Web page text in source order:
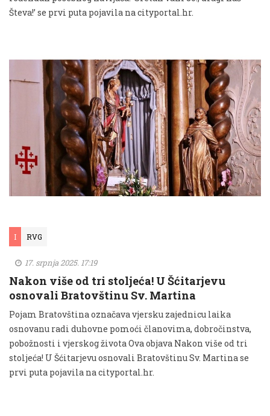
Števa!’ se prvi puta pojavila na cityportal.hr.
I RVG
17. srpnja 2025. 17:19
Nakon više od tri stoljeća! U Šćitarjevu
osnovali Bratovštinu Sv. Martina
Pojam Bratovština označava vjersku zajednicu laika
osnovanu radi duhovne pomoći članovima, dobročinstva,
pobožnosti i vjerskog života Ova objava Nakon više od tri
stoljeća! U Šćitarjevu osnovali Bratovštinu Sv. Martina se
prvi puta pojavila na cityportal.hr.